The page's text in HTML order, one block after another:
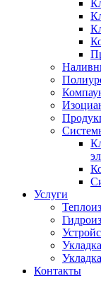
Услуги
Контакты